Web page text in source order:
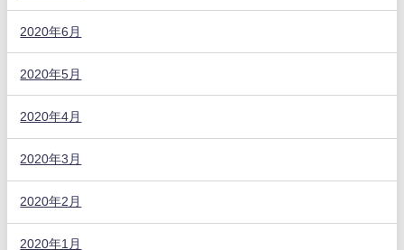
2020年6月
2020年5月
2020年4月
2020年3月
2020年2月
2020年1月